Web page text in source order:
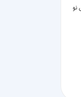
نو